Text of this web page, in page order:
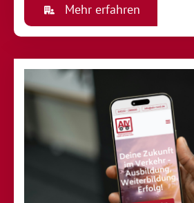
Mehr erfahren